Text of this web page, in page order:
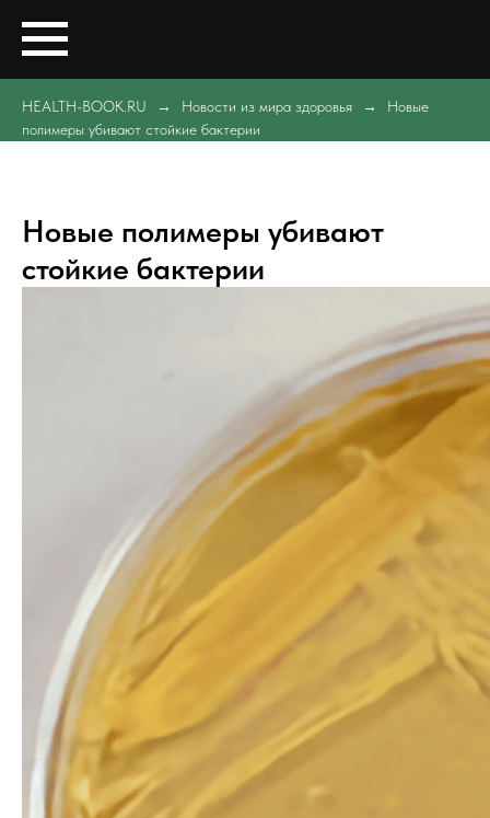
HEALTH-BOOK.RU Новости из мира здоровья
Новые
полимеры убивают стойкие бактерии
Новые полимеры убивают
стойкие бактерии